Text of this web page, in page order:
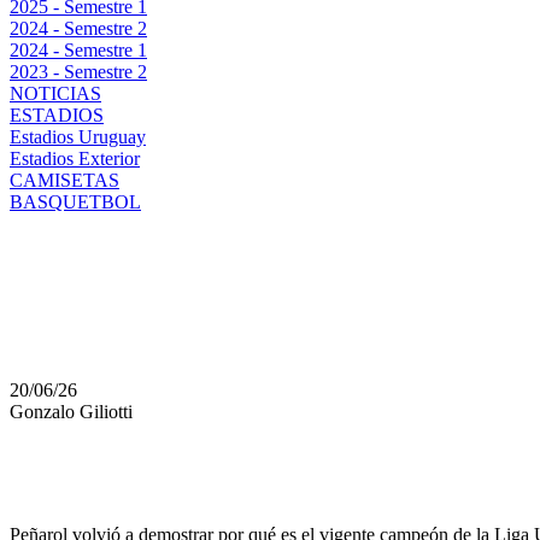
2025 - Semestre 1
2024 - Semestre 2
2024 - Semestre 1
2023 - Semestre 2
NOTICIAS
ESTADIOS
Estadios Uruguay
Estadios Exterior
CAMISETAS
BASQUETBOL
20/06/26
Gonzalo Giliotti
Peñarol volvió a demostrar por qué es el vigente campeón de la